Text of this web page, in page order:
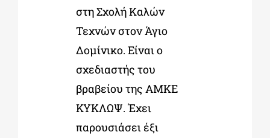
στη Σχολή Καλών
Τεχνών στον Άγιο
Δομίνικο. Είναι ο
σχεδιαστής του
βραβείου της ΑΜΚΕ
ΚΥΚΛΩΨ. Έχει
παρουσιάσει έξι